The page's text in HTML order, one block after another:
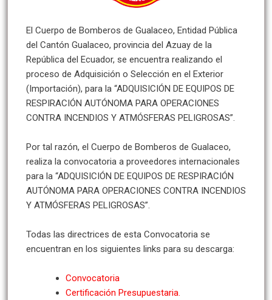
El Cuerpo de Bomberos de Gualaceo, Entidad Pública
del Cantón Gualaceo, provincia del Azuay de la
República del Ecuador, se encuentra realizando el
proceso de Adquisición o Selección en el Exterior
(Importación), para la “ADQUISICIÓN DE EQUIPOS DE
RESPIRACIÓN AUTÓNOMA PARA OPERACIONES
CONTRA INCENDIOS Y ATMÓSFERAS PELIGROSAS”.
Por tal razón, el Cuerpo de Bomberos de Gualaceo,
realiza la convocatoria a proveedores internacionales
para la “ADQUISICIÓN DE EQUIPOS DE RESPIRACIÓN
AUTÓNOMA PARA OPERACIONES CONTRA INCENDIOS
Y ATMÓSFERAS PELIGROSAS”.
Todas las directrices de esta Convocatoria se
encuentran en los siguientes links para su descarga:
Convocatoria
Certificación Presupuestaria.